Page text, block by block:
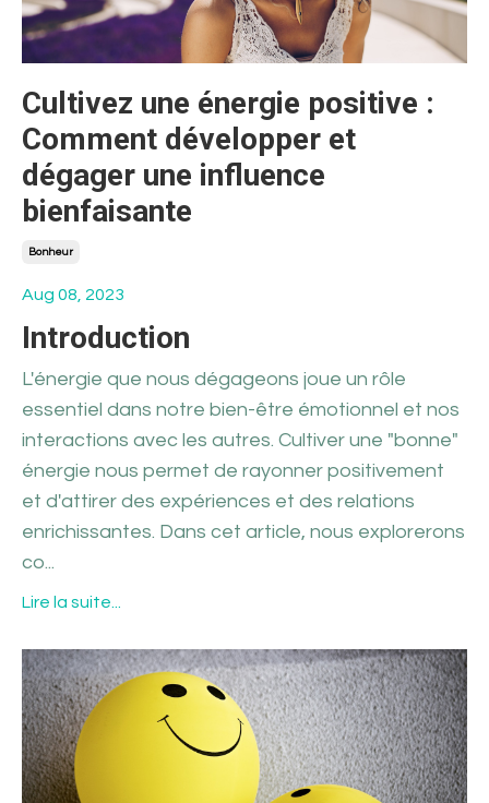
Cultivez une énergie positive :
Comment développer et
dégager une influence
bienfaisante
Bonheur
Aug 08, 2023
Introduction
L'énergie que nous dégageons joue un rôle
essentiel dans notre bien-être émotionnel et nos
interactions avec les autres. Cultiver une "bonne"
énergie nous permet de rayonner positivement
et d'attirer des expériences et des relations
enrichissantes. Dans cet article, nous explorerons
co...
Lire la suite...